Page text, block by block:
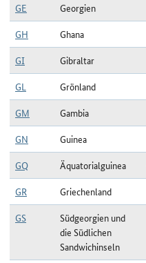
GE
Georgien
GH
Ghana
GI
Gibraltar
GL
Grönland
GM
Gambia
GN
Guinea
GQ
Äquatorialguinea
GR
Griechenland
GS
Südgeorgien und
die Südlichen
Sandwichinseln